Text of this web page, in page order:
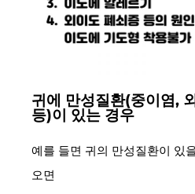
귀에 만성질환(중이염,
등)이 있는 경우
예를 들면 귀의 만성질환이 있
오면